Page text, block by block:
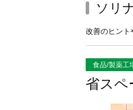
ソリ
改善のヒント
食品/製薬工
省スペ